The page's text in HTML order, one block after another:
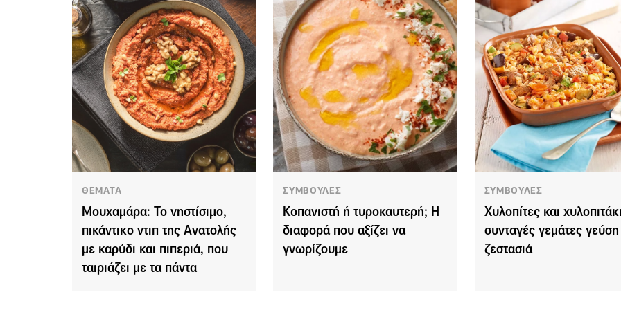
ΘΕΜΑΤΑ
Μουχαμάρα: Το νηστίσιμο,
πικάντικο ντιπ της Ανατολής
με καρύδι και πιπεριά, που
ταιριάζει με τα πάντα
ΣΥΜΒΟΥΛΕΣ
Κοπανιστή ή τυροκαυτερή; Η
διαφορά που αξίζει να
γνωρίζουμε
ΣΥΜΒΟΥΛΕΣ
Χυλοπίτες και
συνταγές γεμάτες γεύση
ζεστασιά